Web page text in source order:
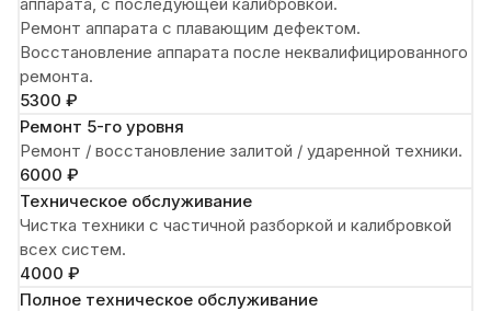
Ремонт аппарата с плавающим дефектом.
Восстановление аппарата после неквалифицированного
ремонта.
5300 ₽
Ремонт 5-го уровня
Ремонт / восстановление залитой / ударенной техники.
6000 ₽
Техническое обслуживание
Чистка техники с частичной разборкой и калибровкой
всех систем.
4000 ₽
Полное техническое обслуживание